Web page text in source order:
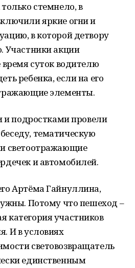
стемнело, в
яркие огни и
в которой детвору
Участники акции
суток водителю
ребенка, если на его
элементы.
и подростками провели
тематическую
светоотражающие
и автомобилей.
Артёма Гайнуллина,
Потому что пешеход –
категория участников
И в условиях
световозвращатель
единственным